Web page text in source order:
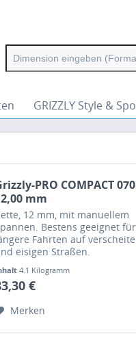
GRIZZLY Style &
PRO COMPACT
mm
12 mm, mit manuellem
Bestens geeignet für
Fahrten auf
eisigen Straßen.
4.1 Kilogramm
€
Merken